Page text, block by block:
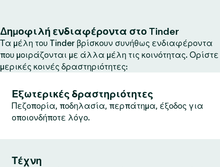
Δημοφιλή ενδιαφέροντα στο Tinder
Τα μέλη του Tinder βρίσκουν συνήθως ενδιαφέροντα
που μοιράζονται με άλλα μέλη τις κοινότητας. Ορίστε
μερικές κοινές δραστηριότητες:
Εξωτερικές δραστηριότητες
Πεζοπορία, ποδηλασία, περπάτημα, έξοδος για
οποιονδήποτε λόγο.
Τέχνη